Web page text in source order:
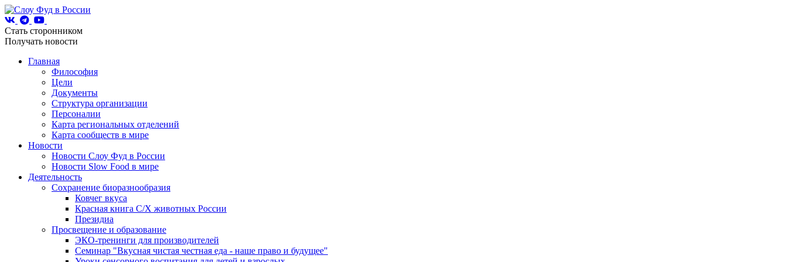
Стать сторонником
Получать новости
Главная
Философия
Цели
Документы
Структура организации
Персоналии
Карта региональных отделений
Карта сообществ в мире
Новости
Новости Слоу Фуд в России
Новости Slow Food в мире
Деятельность
Сохранение биоразнообразия
Ковчег вкуса
Красная книга С/Х животных России
Президиа
Просвещение и образование
ЭКО-тренинги для производителей
Семинар "Вкусная чистая честная еда - наше право и будущее"